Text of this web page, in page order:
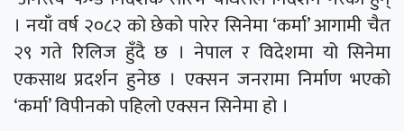
। नयाँ वर्ष २०८२ को छेको पारेर सिनेमा ‘कर्मा’ आगामी चैत
२९ गते रिलिज हुँदै छ । नेपाल र विदेशमा यो सिनेमा
एकसाथ प्रदर्शन हुनेछ । एक्सन जनरामा निर्माण भएको
‘कर्मा’ विपीनको पहिलो एक्सन सिनेमा हो ।